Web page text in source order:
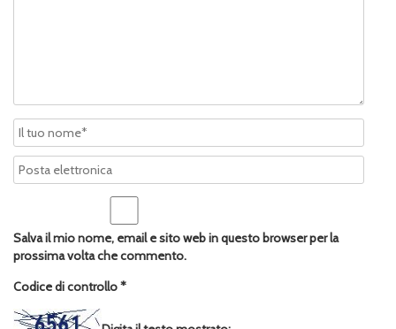
Salva il mio nome, email e sito web in questo browser per la
prossima volta che commento.
Codice di controllo*